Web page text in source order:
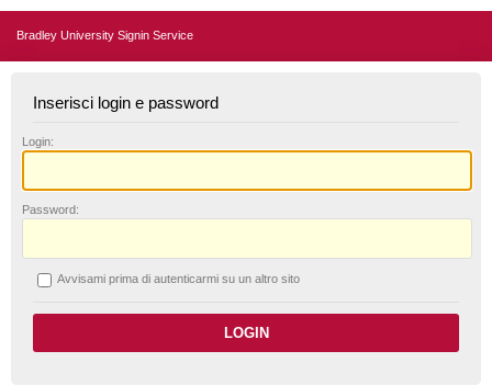
Bradley University Signin Service
Inserisci login e password
L ogin:
Password:
Avvisami prima di autenticarmi su un altro sito